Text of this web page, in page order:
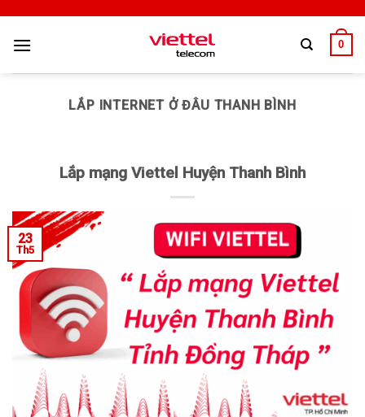
0
LẮP INTERNET Ở ĐÂU THANH BÌNH
Lắp mạng Viettel Huyện Thanh Bình
23
Th5